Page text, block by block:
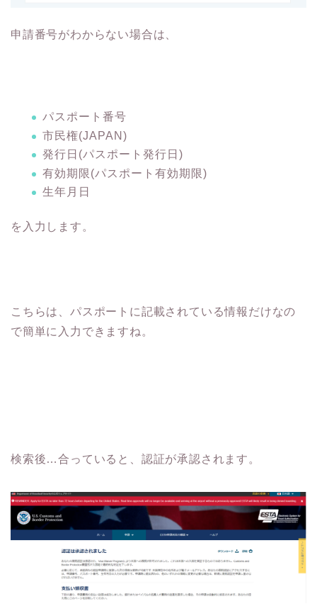
申請番号がわからない場合は、
パスポート番号
市民権(JAPAN)
発行日(パスポート発行日)
有効期限(パスポート有効期限)
生年月日
を入力します。
こちらは、パスポートに記載されている情報だけなの
で簡単に入力できますね。
検索後…合っていると、認証が承認されます。